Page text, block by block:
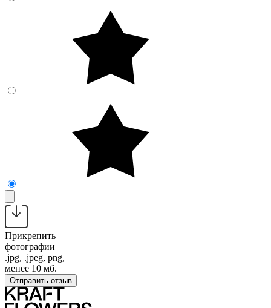
Прикрепить
фотографии
.jpg, .jpeg, png,
менее 10 мб.
Отправить отзыв